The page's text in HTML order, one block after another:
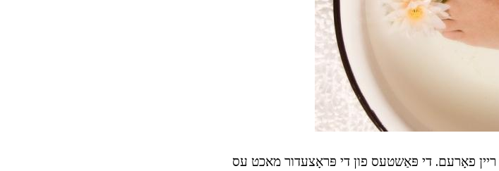
ריין פאָרעם. די פּאַשטעס פון די פּראָצעדור מאכט עס